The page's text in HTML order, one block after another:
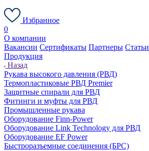
Избранное
0
О компании
Вакансии Сертификаты Партнеры Статьи
Продукция
Назад
Рукава высокого давления (РВД)
Термопластиковые РВД Premier
Защитные спирали для РВД
Фитинги и муфты для РВД
Промышленные рукава
Оборудование Finn-Power
Оборудование Link Technology для РВД
Оборудование EF Power
Быстроразъемные соединения (БРС)